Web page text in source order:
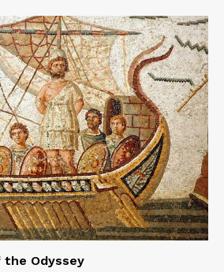
the Odyssey